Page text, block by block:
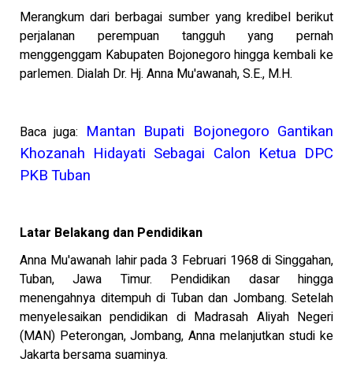
Merangkum dari berbagai sumber yang kredibel berikut
perjalanan perempuan tangguh yang pernah
menggenggam Kabupaten Bojonegoro hingga kembali ke
parlemen. Dialah Dr. Hj. Anna Mu'awanah, S.E., M.H.
Baca juga: Mantan Bupati Bojonegoro Gantikan
Khozanah Hidayati Sebagai Calon Ketua DPC
PKB Tuban
Latar Belakang dan Pendidikan
Anna Mu'awanah lahir pada 3 Februari 1968 di Singgahan,
Tuban, Jawa Timur. Pendidikan dasar hingga
menengahnya ditempuh di Tuban dan Jombang. Setelah
menyelesaikan pendidikan di Madrasah Aliyah Negeri
(MAN) Peterongan, Jombang, Anna melanjutkan studi ke
Jakarta bersama suaminya.